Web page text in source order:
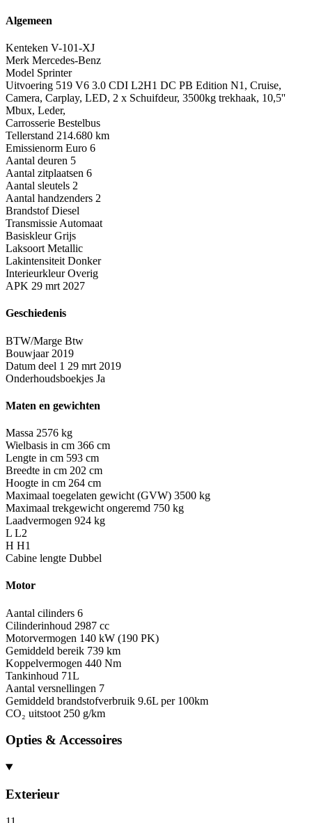
Algemeen
Kenteken V-101-XJ
Merk Mercedes-Benz
Model Sprinter
Uitvoering 519 V6 3.0 CDI L2H1 DC PB Edition N1, Cruise,
Camera, Carplay, LED, 2 x Schuifdeur, 3500kg trekhaak, 10,5''
Mbux, Leder,
Carrosserie Bestelbus
Tellerstand 214.680 km
Emissienorm Euro 6
Aantal deuren 5
Aantal zitplaatsen 6
Aantal sleutels 2
Aantal handzenders 2
Brandstof Diesel
Transmissie Automaat
Basiskleur Grijs
Laksoort Metallic
Lakintensiteit Donker
Interieurkleur Overig
APK 29 mrt 2027
Geschiedenis
BTW/Marge Btw
Bouwjaar 2019
Datum deel 1 29 mrt 2019
Onderhoudsboekjes Ja
Maten en gewichten
Massa 2576 kg
Wielbasis in cm 366 cm
Lengte in cm 593 cm
Breedte in cm 202 cm
Hoogte in cm 264 cm
Maximaal toegelaten gewicht (GVW) 3500 kg
Maximaal trekgewicht ongeremd 750 kg
Laadvermogen 924 kg
L L2
H H1
Cabine lengte Dubbel
Motor
Aantal cilinders 6
Cilinderinhoud 2987 cc
Motorvermogen 140 kW (190 PK)
Gemiddeld bereik 739 km
Koppelvermogen 440 Nm
Tankinhoud 71L
Aantal versnellingen 7
Gemiddeld brandstofverbruik 9.6L per 100km
CO₂ uitstoot 250 g/km
Opties & Accessoires
Exterieur